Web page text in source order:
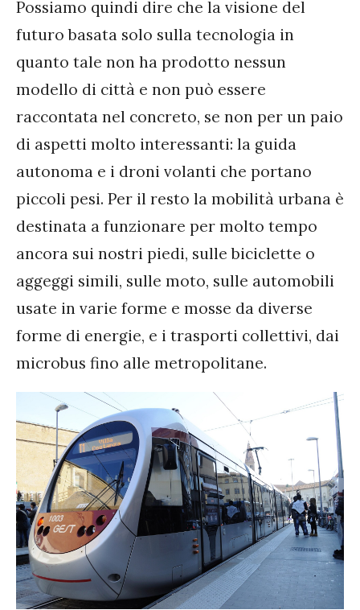
Possiamo quindi dire che la visione del
futuro basata solo sulla tecnologia in
quanto tale non ha prodotto nessun
modello di città e non può essere
raccontata nel concreto, se non per un paio
di aspetti molto interessanti: la guida
autonoma e i droni volanti che portano
piccoli pesi. Per il resto la mobilità urbana è
destinata a funzionare per molto tempo
ancora sui nostri piedi, sulle biciclette o
aggeggi simili, sulle moto, sulle automobili
usate in varie forme e mosse da diverse
forme di energie, e i trasporti collettivi, dai
microbus fino alle metropolitane.